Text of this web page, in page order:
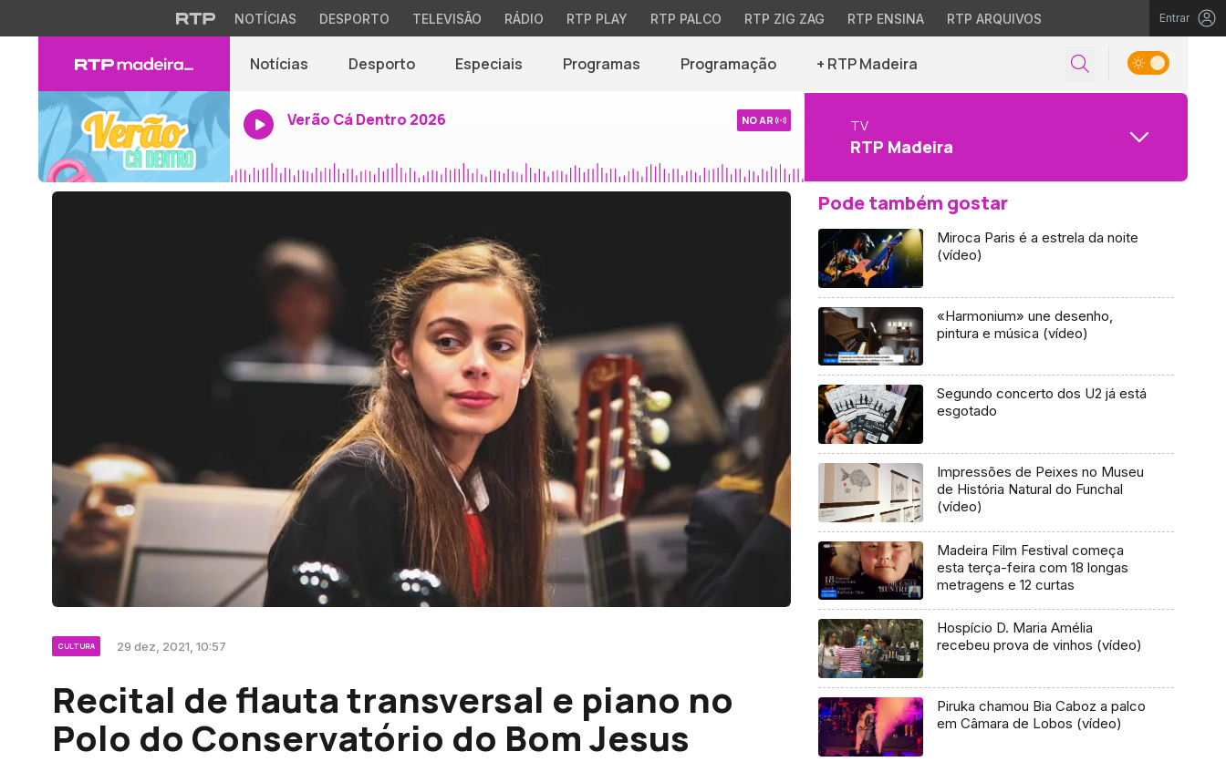
NOTÍCIAS DESPORTO TELEVISÃO RÁDIO RTP PLAY RTP PALCO RTP ZIG ZAG RTP ENSINA RTP ARQUIVOS Entrar
Notícias Desporto Especiais Programas Programação + RTP Madeira
Verão Cá Dentro 2026 NO AR TV
RTP Madeira
CULTURA 29 dez, 2021, 10:57
Recital de flauta transversal e piano no
Polo do Conservatório do Bom Jesus
Pode também gostar
Miroca Paris é a estrela da noite
(vídeo)
«Harmonium» une desenho,
pintura e música (vídeo)
Segundo concerto dos U2 já está
esgotado
Impressões de Peixes no Museu
de História Natural do Funchal
(vídeo)
Madeira Film Festival começa
esta terça-feira com 18 longas
metragens e 12 curtas
Hospício D. Maria Amélia
recebeu prova de vinhos (vídeo)
Piruka chamou Bia Caboz a palco
em Câmara de Lobos (vídeo)